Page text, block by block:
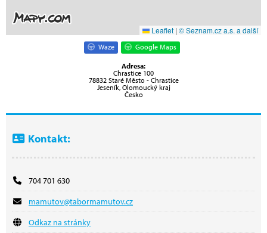
Leaflet | © Seznam.cz a.s. a další
Waze Google Maps
Adresa:
Chrastice 100
78832 Staré Město - Chrastice
Jeseník, Olomoucký kraj
Česko
Kontakt:
704 701 630
mamutov@tabormamutov.cz
Odkaz na stránky